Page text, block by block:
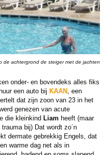
de achtergrond de steiger met de jachten
onder- en bovendeks alles fiks
een auto bij KAAN, een
dat zijn zoon van 23 in het
genezen van acute
die kleinkind Liam heeft (maar
bij) Dat wordt zo´n
dermate gebrekkig Engels, dat
warme dag net als in